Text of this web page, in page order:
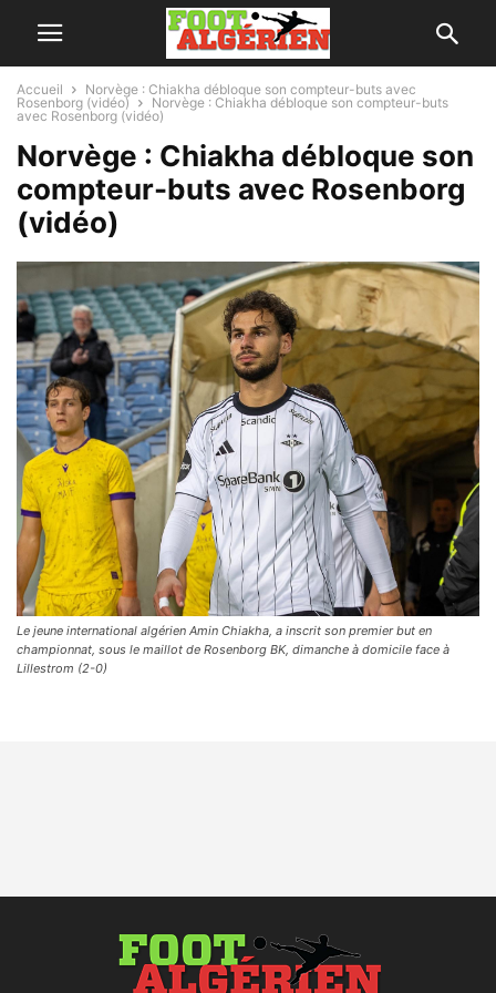
Accueil
Norvège : Chiakha débloque son compteur-buts avec
Rosenborg (vidéo)
Norvège : Chiakha débloque son compteur-buts
avec Rosenborg (vidéo)
Norvège : Chiakha débloque son
compteur-buts avec Rosenborg
(vidéo)
Le jeune international algérien Amin Chiakha, a inscrit son premier but en
championnat, sous le maillot de Rosenborg BK, dimanche à domicile face à
Lillestrom (2-0)